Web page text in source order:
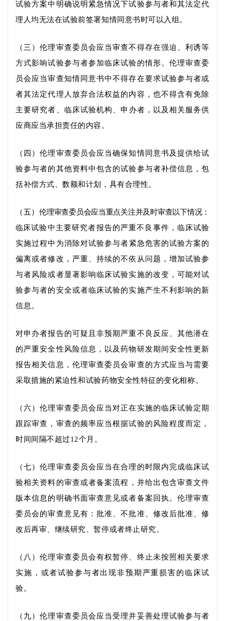
试验方案中明确说明紧急情况下试验参与者和其法定代
理人均无法在试验前签署知情同意书时可以入组 。
（三）伦理审查委员会应当审查不得存在强迫、利诱等
方式影响试验参与者参加临床试验的情形。伦理审查委
员会应当审查知情同意书中不得存在要求试验参与者或
者其法定代理人放弃合法权益的内容，也不得含有免除
主要研究者 、 临床试验机构、申办者，以及相关服务供
应商应当承担责任的内容。
（四）伦理审查委员会应当确保知情同意书及提供给试
验参与者的其他资料中包含的试验参与者补偿信息，包
括补偿方式、数额和计划
，具有合理性。
（五）伦理审查委员会应当重点关注并及时审查以下情况：
临床试验中 主要研究者报告的严重不良事件 ，临床试验
实施过程中为消除对试验参与者紧急危害的试验方案的
偏离或者修改 ，严重、持续的不依从问题，增加试验参
与者风险或者显著影响临床试验实施的改变 ，可能对试
验参与者的安全或者临床试验的实施产生不利影响的新
信息。
对申办者报告的可疑且非预期严重不良反应、其他潜在
的严重安全性风险信息，以及药物研发期间安全性更新
报告相关信息，伦理审查委员会审查的方式应当与需要
采取措施的紧迫性和试验药物安全性特征的变化相称。
（六）伦理审查委员会应当对正在实施的临床试验定期
跟踪审查，审查的频率应当根据试验的风险程度而定，
时间间隔不超过12个月。
（七）伦理审查委员会应当在合理的时限内完成临床试
验相关资料的审查或者备案流程，并给出包含审查文件
版本信息的明确书面审查意见或者备案回执。伦理审查
委员会的审查意见有：批准、不批准、 修改后批准、修
改后再审、 继续研究、暂停或者终止研究。
（八）伦理审查委员会有权暂停、终止未按照相关要求
实施，或者试验参与者出现非预期严重损害的临床试
验。
（九）伦理审查委员会应当受理并妥善处理试验参与者